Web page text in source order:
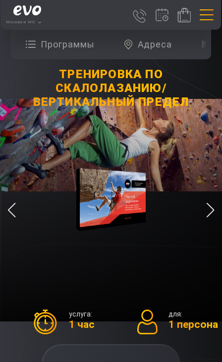
Москва и МО
Программы Адреса
ТРЕНИРОВКА ПО
СКАЛОЛАЗАНИЮ/
ВЕРТИКАЛЬНЫЙ ПРЕДЕЛ
услуга:
1 час
для:
1 персона